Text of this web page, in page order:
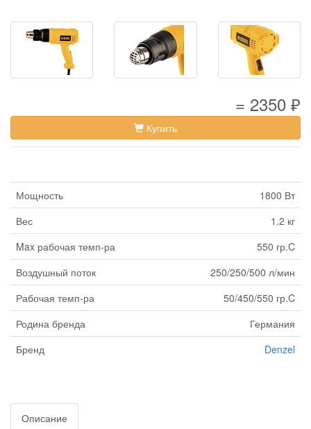
= 2350 ₽
Купить
Мощность
1800 Вт
Вес
1.2 кг
Max рабочая темп-ра
550 гр.C
Воздушный поток
250/250/500 л/мин
Рабочая темп-ра
50/450/550 гр.C
Родина бренда
Германия
Бренд
Denzel
Описание